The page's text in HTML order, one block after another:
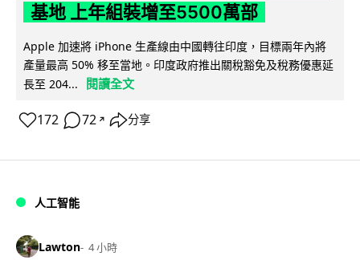
基地 上年組裝增至5500萬部
Apple 加速將 iPhone 生產線由中國轉往印度，目標兩年內將
產量最高 50% 移至當地。印度政府推出關稅豁免及稅務優惠延
長至 204...
閱讀全文
172 72 ↗ 分享
人工智能
Lawton 4 小時